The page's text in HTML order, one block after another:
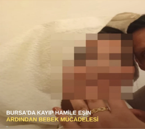
Siyaset
Video Galeri